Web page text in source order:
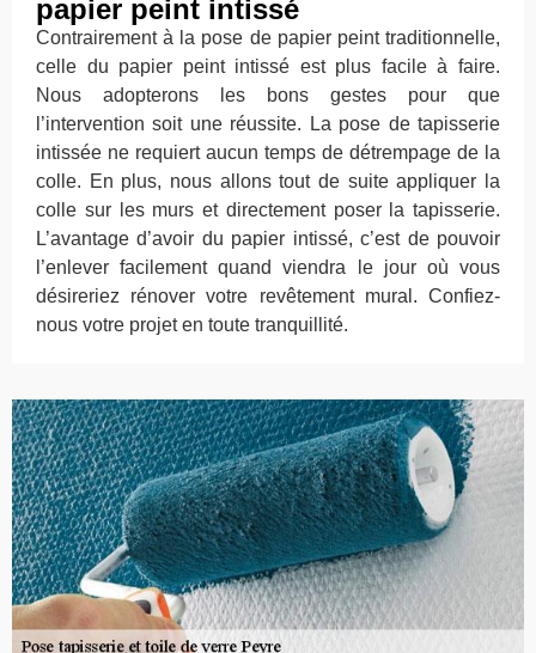
papier peint intissé
Contrairement à la pose de papier peint traditionnelle,
celle du papier peint intissé est plus facile à faire.
Nous adopterons les bons gestes pour que
l’intervention soit une réussite. La pose de tapisserie
intissée ne requiert aucun temps de détrempage de la
colle. En plus, nous allons tout de suite appliquer la
colle sur les murs et directement poser la tapisserie.
L’avantage d’avoir du papier intissé, c’est de pouvoir
l’enlever facilement quand viendra le jour où vous
désireriez rénover votre revêtement mural. Confiez-
nous votre projet en toute tranquillité.